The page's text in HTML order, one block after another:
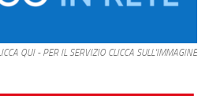
QUI - PER IL SERVIZIO CLICCA SULL'IMMAGINE